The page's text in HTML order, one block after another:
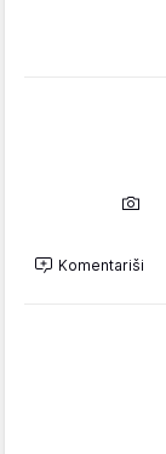
Komentariši